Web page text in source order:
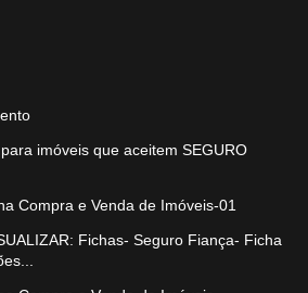
imóveis que aceitem SEGURO
Compra e Venda de Imóveis-01
Fichas- Seguro Fiança- Ficha